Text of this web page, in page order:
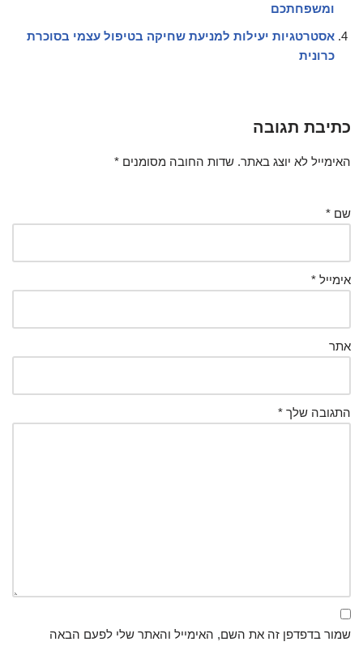
ומשפחתכם
אסטרטגיות יעילות למניעת שחיקה בטיפול עצמי בסוכרת
כרונית
כתיבת תגובה
האימייל לא יוצג באתר. שדות החובה מסומנים *
שם *
אימייל *
אתר
התגובה שלך *
שמור בדפדפן זה את השם, האימייל והאתר שלי לפעם הבאה